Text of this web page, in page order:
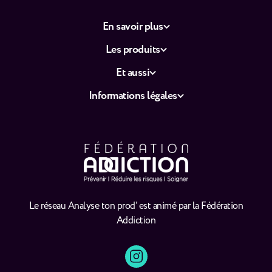
Le réseau Analyse ton prod' est animé par la Fédération
Addiction
En savoir plus
Les produits
Et aussi
Informations légales